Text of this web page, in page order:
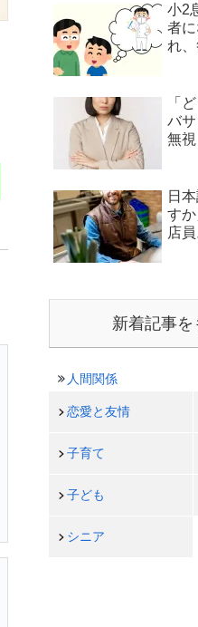
小2
者
れ
「
バ
無
日
す
店
新着記事を
人間関係
恋愛と友情
子育て
子ども
シニア